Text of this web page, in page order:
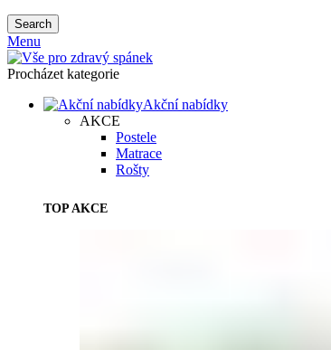
Search
Menu
Procházet kategorie
Akční nabídky
AKCE
Postele
Matrace
Rošty
TOP AKCE